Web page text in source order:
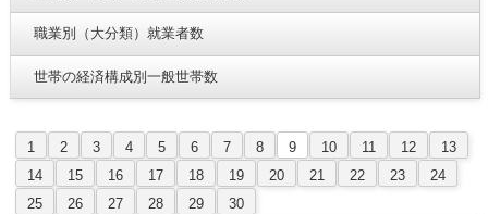
職業別（大分類）就業者数
世帯の経済構成別一般世帯数
1 2 3 4 5 6 7 8 9 10 11 12
13
14
15 16 17 18 19 20 21 22 23
24
25
26 27 28 29
30